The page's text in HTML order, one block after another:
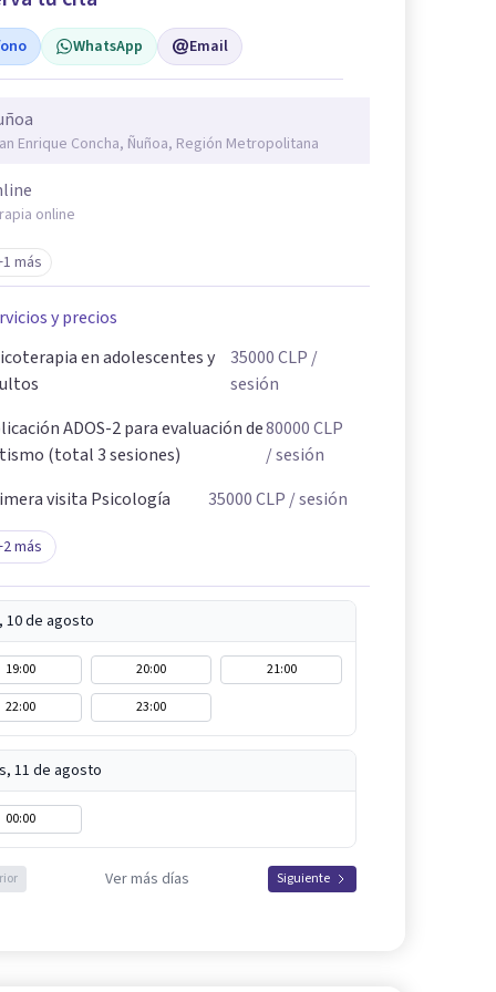
WhatsApp Email
Enrique Concha, Ñuñoa, Región Metropolitana
online
más
y precios
en adolescentes y
35000CLP /
sesión
ADOS-2 para evaluación de
(total 3 sesiones)
80000CLP
/ sesión
visita Psicología
35000CLP / sesión
2más
10 de agosto
19:00 20:00
21:00
22:00
23:00
11 de agosto
00:00
Ver más días Siguiente